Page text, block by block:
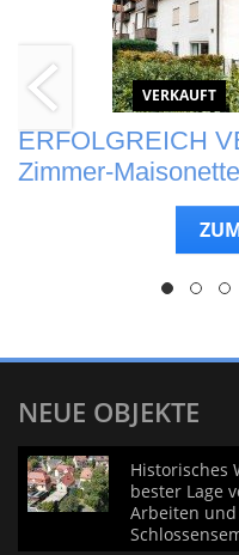
VERKAUFT
ERFOLGREICH
Zimmer-
NEUE OBJEKTE
Historisches
bester Lage
Arbeiten